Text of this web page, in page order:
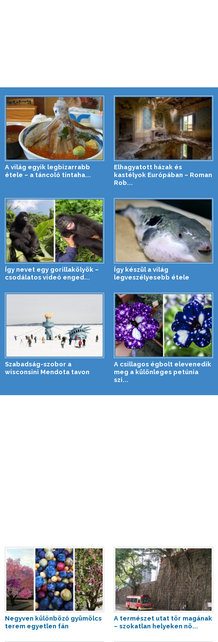
A világ egyik legbizarrabb
étele – a táncoló tintaha...
Elhagyatott házak és
kastélyok Európában – Roman
Rob...
Így nevet egy gorillakölyök –
csodálatos videó enged...
Így készül a világ
legveszélyesebb étele
Szabadság-szobor a
wisconsini Mendota tavon
A csillagos égbolt elevenedik
meg a különleges petúnia
szi...
Negyven különböző gyümölcs
terem egyetlen fán
A természet utat tör magának
– szokatlan helyeken nö...